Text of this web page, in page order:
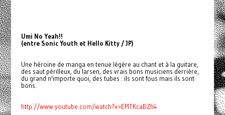
Umi No Yeah!!
(entre Sonic Youth et Hello Kitty / JP)
Une héroïne de manga en tenue légère au chant et à la guitare,
des saut périlleux, du larsen, des vrais bons musiciens derrière,
du grand n'importe quoi, des tubes : ils sont fous mais ils sont
bons.
http://www.youtube.com/watch?v=EPlTKcaBZh4